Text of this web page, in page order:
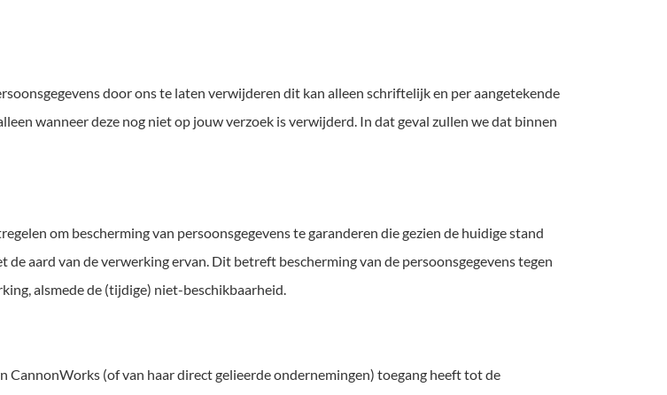
door ons te laten verwijderen dit kan alleen schriftelijk en per aangetekende
wanneer deze nog niet op jouw verzoek is verwijderd. In dat geval zullen we dat binnen
om bescherming van persoonsgegevens te garanderen die gezien de huidige stand
aard van de verwerking ervan. Dit betreft bescherming van de persoonsgegevens tegen
alsmede de (tijdige) niet-beschikbaarheid.
CannonWorks (of van haar direct gelieerde ondernemingen) toegang heeft tot de